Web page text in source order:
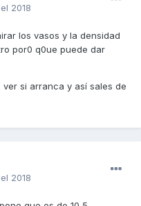
2018
los vasos y la densidad
por0 q0ue puede dar
si arranca y así sales de
2018